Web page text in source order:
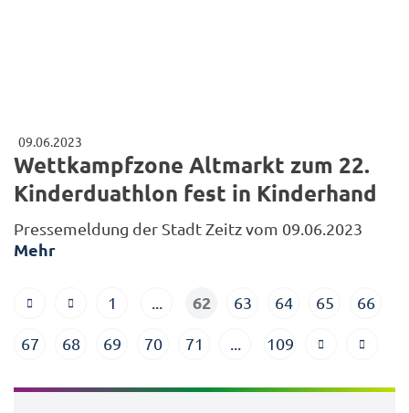
09.06.2023
Wettkampfzone Altmarkt zum 22.
Kinderduathlon fest in Kinderhand
Pressemeldung der Stadt Zeitz vom 09.06.2023
Mehr
1 62 63 64 65 66
67 68 69 70 71 109